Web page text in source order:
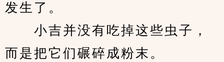
发生了。
小吉并没有吃掉这些虫子，
而是把它们碾碎成粉末。